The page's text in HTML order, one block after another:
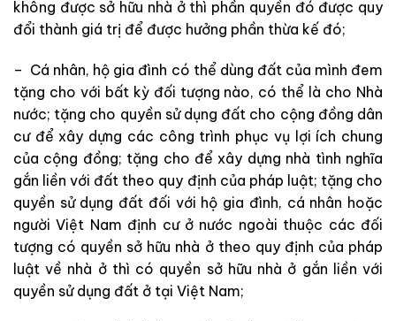
không được sở hữu nhà ở thì phần quyền đó được quy
đổi thành giá trị để được hưởng phần thừa kế đó;
– Cá nhân, hộ gia đình có thể dùng đất của mình đem
tặng cho với bất kỳ đối tượng nào, có thể là cho Nhà
nước; tặng cho quyền sử dụng đất cho cộng đồng dân
cư để xây dựng các công trình phục vụ lợi ích chung
của cộng đồng; tặng cho để xây dựng nhà tình nghĩa
gắn liền với đất theo quy định của pháp luật; tặng cho
quyền sử dụng đất đối với hộ gia đình, cá nhân hoặc
người Việt Nam định cư ở nước ngoài thuộc các đối
tượng có quyền sở hữu nhà ở theo quy định của pháp
luật về nhà ở thì có quyền sở hữu nhà ở gắn liền với
quyền sử dụng đất ở tại Việt Nam;